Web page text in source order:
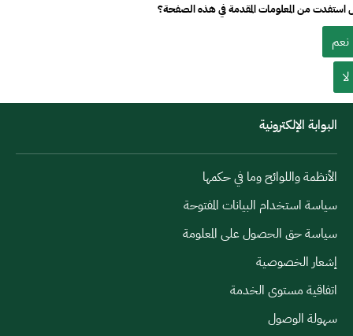
استفدت من المعلومات المقدمة في هذه الصفحة؟
نعم
لا
البوابة الإلكترونية
الأنظمة واللوائح وما في حكمها
سياسة استخدام البيانات المفتوحة
سياسة حق الحصول على المعلومة
إشعار الخصوصية
اتفاقية مستوى الخدمة
سهولة الوصول